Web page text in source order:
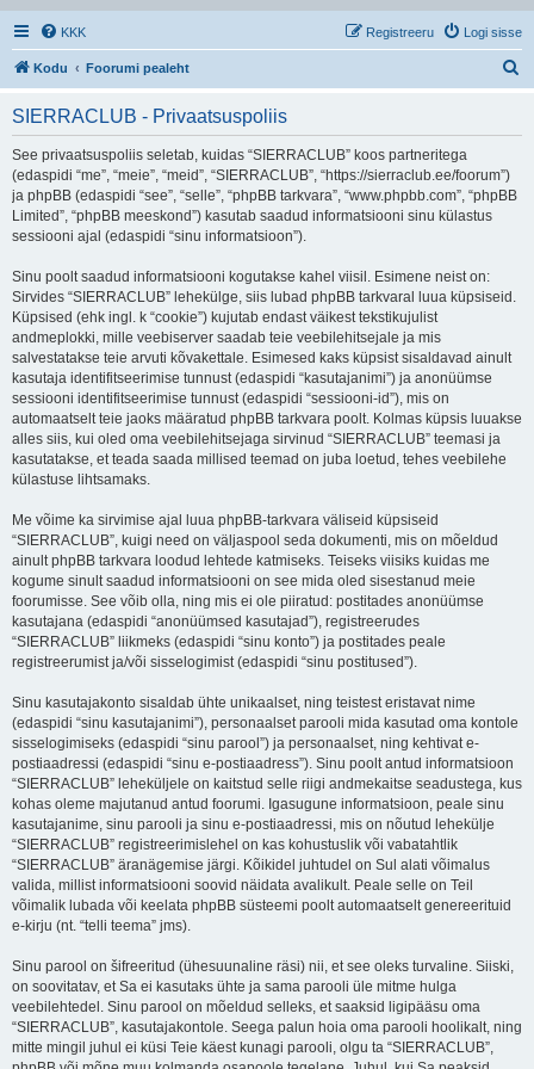
KKK Logi sisse
Registreeru
Kodu Foorumi pealeht
SIERRACLUB - Privaatsuspoliis
See privaatsuspoliis seletab, kuidas “SIERRACLUB” koos partneritega
(edaspidi “me”, “meie”, “meid”, “SIERRACLUB”, “https://sierraclub.ee/foorum”)
ja phpBB (edaspidi “see”, “selle”, “phpBB tarkvara”, “www.phpbb.com”, “phpBB
Limited”, “phpBB meeskond”) kasutab saadud informatsiooni sinu külastus
sessiooni ajal (edaspidi “sinu informatsioon”).
Sinu poolt saadud informatsiooni kogutakse kahel viisil. Esimene neist on:
Sirvides “SIERRACLUB” lehekülge, siis lubad phpBB tarkvaral luua küpsiseid.
Küpsised (ehk ingl. k “cookie”) kujutab endast väikest tekstikujulist
andmeplokki, mille veebiserver saadab teie veebilehitsejale ja mis
salvestatakse teie arvuti kõvakettale. Esimesed kaks küpsist sisaldavad ainult
kasutaja identifitseerimise tunnust (edaspidi “kasutajanimi”) ja anonüümse
sessiooni identifitseerimise tunnust (edaspidi “sessiooni-id”), mis on
automaatselt teie jaoks määratud phpBB tarkvara poolt. Kolmas küpsis luuakse
alles siis, kui oled oma veebilehitsejaga sirvinud “SIERRACLUB” teemasi ja
kasutatakse, et teada saada millised teemad on juba loetud, tehes veebilehe
külastuse lihtsamaks.
Me võime ka sirvimise ajal luua phpBB-tarkvara väliseid küpsiseid
“SIERRACLUB”, kuigi need on väljaspool seda dokumenti, mis on mõeldud
ainult phpBB tarkvara loodud lehtede katmiseks. Teiseks viisiks kuidas me
kogume sinult saadud informatsiooni on see mida oled sisestanud meie
foorumisse. See võib olla, ning mis ei ole piiratud: postitades anonüümse
kasutajana (edaspidi “anonüümsed kasutajad”), registreerudes
“SIERRACLUB” liikmeks (edaspidi “sinu konto”) ja postitades peale
registreerumist ja/või sisselogimist (edaspidi “sinu postitused”).
Sinu kasutajakonto sisaldab ühte unikaalset, ning teistest eristavat nime
(edaspidi “sinu kasutajanimi”), personaalset parooli mida kasutad oma kontole
sisselogimiseks (edaspidi “sinu parool”) ja personaalset, ning kehtivat e-
postiaadressi (edaspidi “sinu e-postiaadress”). Sinu poolt antud informatsioon
“SIERRACLUB” leheküljele on kaitstud selle riigi andmekaitse seadustega, kus
kohas oleme majutanud antud foorumi. Igasugune informatsioon, peale sinu
kasutajanime, sinu parooli ja sinu e-postiaadressi, mis on nõutud lehekülje
“SIERRACLUB” registreerimislehel on kas kohustuslik või vabatahtlik
“SIERRACLUB” äranägemise järgi. Kõikidel juhtudel on Sul alati võimalus
valida, millist informatsiooni soovid näidata avalikult. Peale selle on Teil
võimalik lubada või keelata phpBB süsteemi poolt automaatselt genereerituid
e-kirju (nt. “telli teema” jms).
Sinu parool on šifreeritud (ühesuunaline räsi) nii, et see oleks turvaline. Siiski,
on soovitatav, et Sa ei kasutaks ühte ja sama parooli üle mitme hulga
veebilehtedel. Sinu parool on mõeldud selleks, et saaksid ligipääsu oma
“SIERRACLUB”, kasutajakontole. Seega palun hoia oma parooli hoolikalt, ning
mitte mingil juhul ei küsi Teie käest kunagi parooli, olgu ta “SIERRACLUB”,